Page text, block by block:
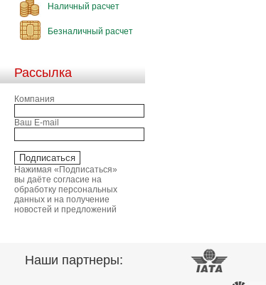
Наличный расчет
Безналичный расчет
Рассылка
Компания
Ваш E-mail
Нажимая «Подписаться»
вы даёте согласие на
обработку персональных
данных и на получение
новостей и предложений
Наши партнеры: